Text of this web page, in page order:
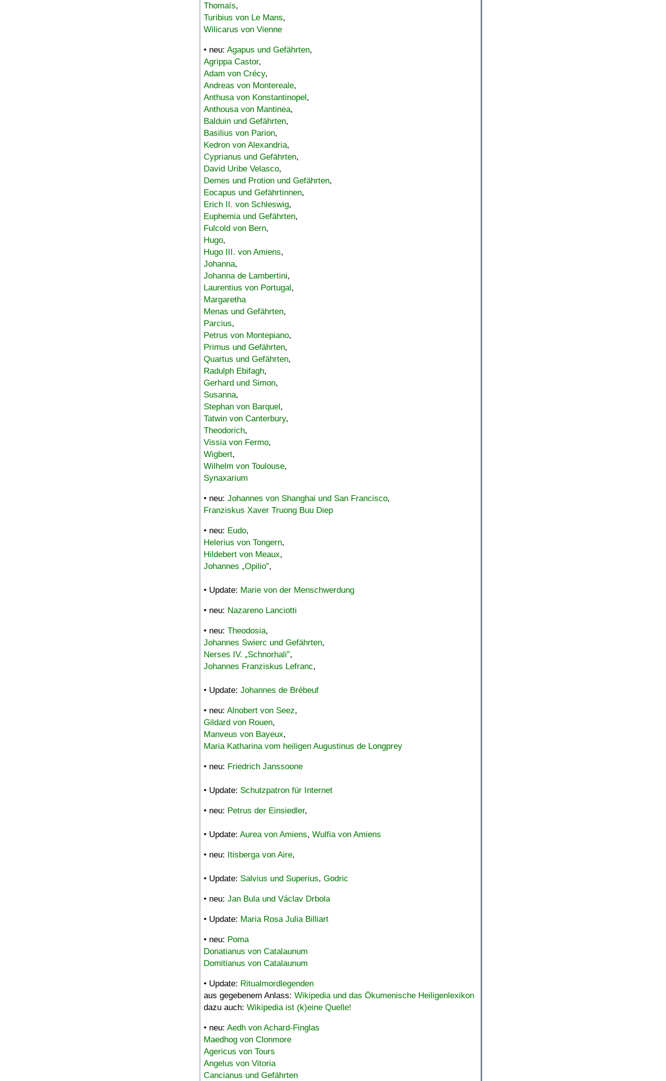
Thomaïs,
Turibius von Le Mans,
Wilicarus von Vienne
• neu: Agapus und Gefährten,
Agrippa Castor,
Adam von Crécy,
Andreas von Montereale,
Anthusa von Konstantinopel,
Anthousa von Mantinea,
Balduin und Gefährten,
Basilius von Parion,
Kedron von Alexandria,
Cyprianus und Gefährten,
David Uribe Velasco,
Demes und Protion und Gefährten,
Eocapus und Gefährtinnen,
Erich II. von Schleswig,
Euphemia und Gefährten,
Fulcold von Bern,
Hugo,
Hugo III. von Amiens,
Johanna,
Johanna de Lambertini,
Laurentius von Portugal,
Margaretha
Menas und Gefährten,
Parcius,
Petrus von Montepiano,
Primus und Gefährten,
Quartus und Gefährten,
Radulph Ebifagh,
Gerhard und Simon,
Susanna,
Stephan von Barquel,
Tatwin von Canterbury,
Theodorich,
Vissia von Fermo,
Wigbert,
Wilhelm von Toulouse,
Synaxarium
• neu: Johannes von Shanghai und San Francisco,
Franziskus Xaver Truong Buu Diep
• neu: Eudo,
Helerius von Tongern,
Hildebert von Meaux,
Johannes „Opilio”,
• Update: Marie von der Menschwerdung
• neu: Nazareno Lanciotti
• neu: Theodosia,
Johannes Swierc und Gefährten,
Nerses IV. „Schnorhali”,
Johannes Franziskus Lefranc,
• Update: Johannes de Brébeuf
• neu: Alnobert von Seez,
Gildard von Rouen,
Manveus von Bayeux,
Maria Katharina vom heiligen Augustinus de Longprey
• neu: Friedrich Janssoone
• Update: Schutzpatron für Internet
• neu: Petrus der Einsiedler,
• Update: Aurea von Amiens, Wulfia von Amiens
• neu: Itisberga von Aire,
• Update: Salvius und Superius, Godric
• neu: Jan Bula und Václav Drbola
• Update: Maria Rosa Julia Billiart
• neu: Poma
Donatianus von Catalaunum
Domitianus von Catalaunum
• Update: Ritualmordlegenden
aus gegebenem Anlass: Wikipedia und das Ökumenische Heiligenlexikon
dazu auch: Wikipedia ist (k)eine Quelle!
• neu: Aedh von Achard-Finglas
Maedhog von Clonmore
Agericus von Tours
Angelus von Vitoria
Cancianus und Gefährten